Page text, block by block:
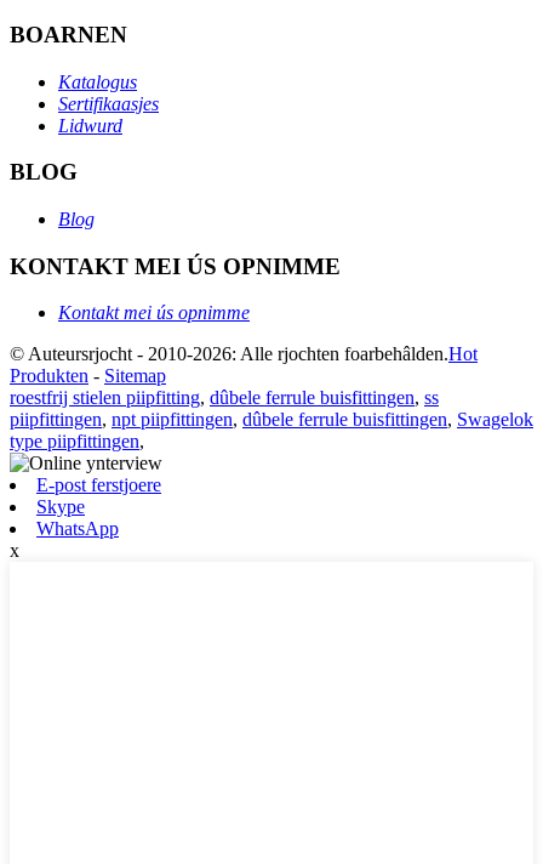
BOARNEN
Katalogus
Sertifikaasjes
Lidwurd
BLOG
Blog
KONTAKT MEI ÚS OPNIMME
Kontakt mei ús opnimme
© Auteursrjocht - 2010-2026: Alle rjochten foarbehâlden.Hot
Produkten - Sitemap
roestfrij stielen piipfitting, dûbele ferrule buisfittingen, ss
piipfittingen, npt piipfittingen, dûbele ferrule buisfittingen, Swagelok
type piipfittingen,
E-post ferstjoere
Skype
WhatsApp
x